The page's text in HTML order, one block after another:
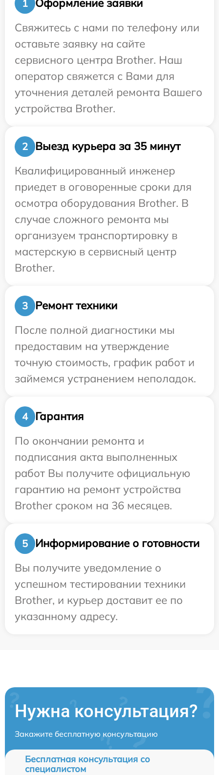
1
Оформление заявки
Свяжитесь с нами по телефону или
оставьте заявку на сайте
сервисного центра Brother. Наш
оператор свяжется с Вами для
уточнения деталей ремонта Вашего
устройства Brother.
2
Выезд курьера за 35 минут
Квалифицированный инженер
приедет в оговоренные сроки для
осмотра оборудования Brother. В
случае сложного ремонта мы
организуем транспортировку в
мастерскую в сервисный центр
Brother.
3
Ремонт техники
После полной диагностики мы
предоставим на утверждение
точную стоимость, график работ и
займемся устранением неполадок.
4
Гарантия
По окончании ремонта и
подписания акта выполненных
работ Вы получите официальную
гарантию на ремонт устройства
Brother сроком на 36 месяцев.
5
Информирование о готовности
Вы получите уведомление о
успешном тестировании техники
Brother, и курьер доставит ее по
указанному адресу.
Нужна консультация?
Закажите бесплатную консультацию
Бесплатная консультация со
специалистом